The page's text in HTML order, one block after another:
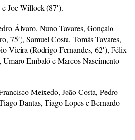
Joe Willock (87′).
Álvaro, Nuno Tavares, Gonçalo
75′), Samuel Costa, Tomás Tavares,
Vieira (Rodrigo Fernandes, 62′), Félix
Umaro Embaló e Marcos Nascimento
Meixedo, João Costa, Pedro
Dantas, Tiago Lopes e Bernardo